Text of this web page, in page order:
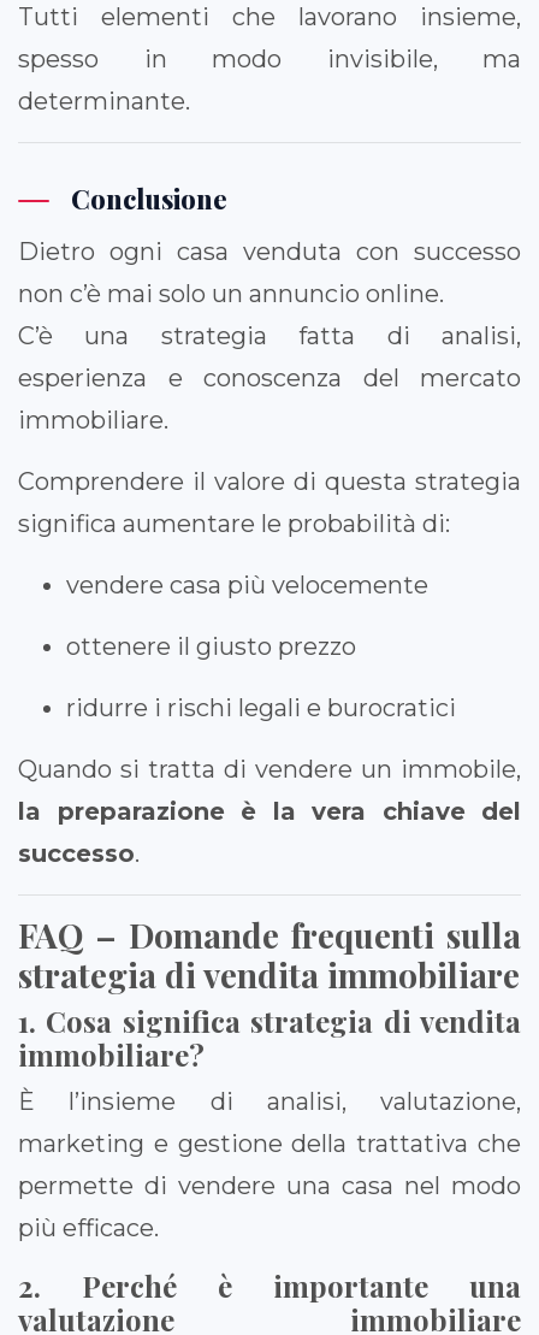
Tutti elementi che lavorano insieme,
spesso in modo invisibile, ma
determinante.
Conclusione
Dietro ogni casa venduta con successo
non c’è mai solo un annuncio online.
C’è una strategia fatta di analisi,
esperienza e conoscenza del mercato
immobiliare.
Comprendere il valore di questa strategia
significa aumentare le probabilità di:
vendere casa più velocemente
ottenere il giusto prezzo
ridurre i rischi legali e burocratici
Quando si tratta di vendere un immobile,
la preparazione è la vera chiave del
successo.
FAQ – Domande frequenti sulla
strategia di vendita immobiliare
1. Cosa significa strategia di vendita
immobiliare?
È l’insieme di analisi, valutazione,
marketing e gestione della trattativa che
permette di vendere una casa nel modo
più efficace.
2. Perché è importante una
valutazione immobiliare